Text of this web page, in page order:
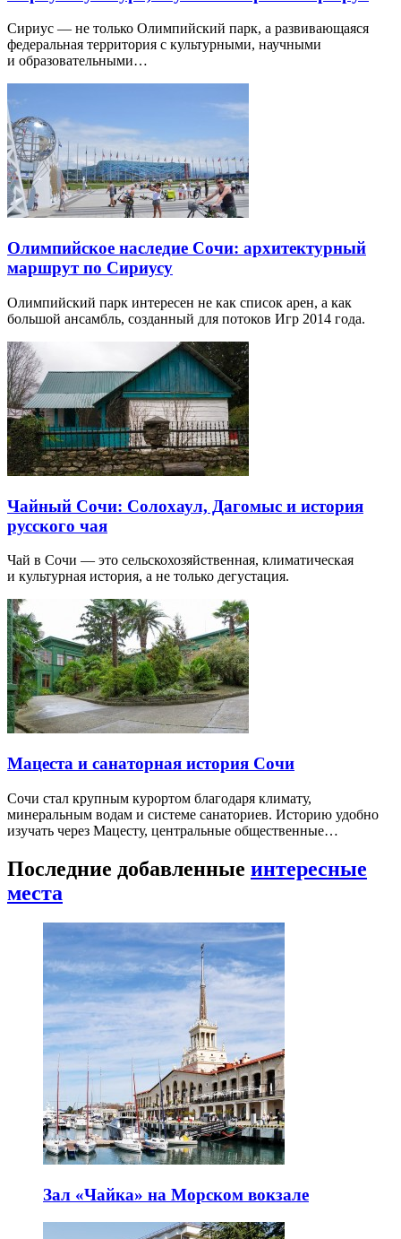
Сириус — не только Олимпийский парк, а развивающаяся
федеральная территория с культурными, научными
и образовательными…
Олимпийское наследие Сочи: архитектурный
маршрут по Сириусу
Олимпийский парк интересен не как список арен, а как
большой ансамбль, созданный для потоков Игр 2014 года.
Чайный Сочи: Солохаул, Дагомыс и история
русского чая
Чай в Сочи — это сельскохозяйственная, климатическая
и культурная история, а не только дегустация.
Мацеста и санаторная история Сочи
Сочи стал крупным курортом благодаря климату,
минеральным водам и системе санаториев. Историю удобно
изучать через Мацесту, центральные общественные…
Последние добавленные интересные
места
Зал «Чайка» на Морском вокзале